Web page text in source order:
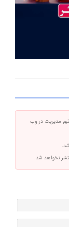
مدیریت در وب
نخواهد شد.